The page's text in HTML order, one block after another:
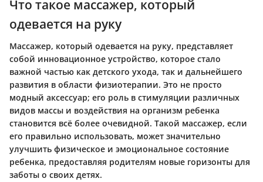
Что такое массажер, который
одевается на руку
Массажер, который одевается на руку, представляет
собой инновационное устройство, которое стало
важной частью как детского ухода, так и дальнейшего
развития в области физиотерапии. Это не просто
модный аксессуар; его роль в стимуляции различных
видов массы и воздействия на организм ребенка
становится всё более очевидной. Такой массажер, если
его правильно использовать, может значительно
улучшить физическое и эмоциональное состояние
ребенка, предоставляя родителям новые горизонты для
заботы о своих детях.